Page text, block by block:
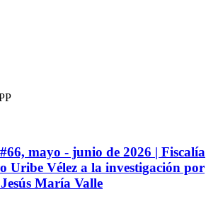
mayo - junio de 2026 | Fiscalía
Uribe Vélez a la investigación por
María Valle